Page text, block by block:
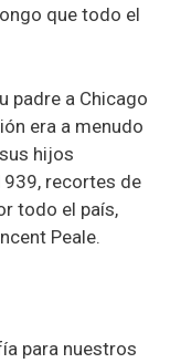
que todo el
padre a Chicago
era a menudo
hijos
recortes de
todo el país,
Peale.
para nuestros